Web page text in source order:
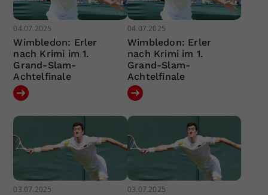
04.07.2025
Wimbledon: Erler
nach Krimi im 1.
Grand-Slam-
Achtelfinale
04.07.2025
Wimbledon: Erler
nach Krimi im 1.
Grand-Slam-
Achtelfinale
03.07.2025 03.07.2025